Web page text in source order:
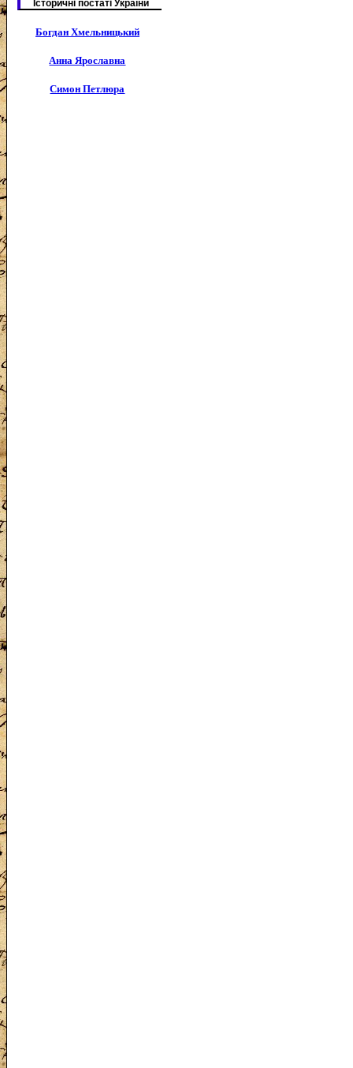
Історичні постаті України
Богдан Хмельницький
Анна Ярославна
Симон Петлюра